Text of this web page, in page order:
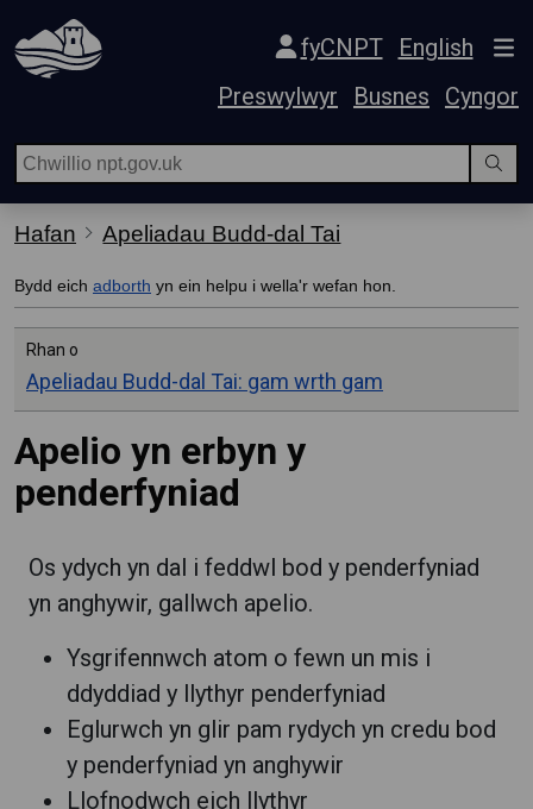
Hepgor gwe-lywio
fyCNPT
English
Preswylwyr
Busnes Cyngor
Hafan Apeliadau Budd-dal Tai
Bydd eich adborth yn ein helpu i wella'r wefan hon.
Rhan o
Apeliadau Budd-dal Tai: gam wrth gam
Apelio yn erbyn y
penderfyniad
Os ydych yn dal i feddwl bod y penderfyniad
yn anghywir, gallwch apelio.
Ysgrifennwch atom o fewn un mis i
ddyddiad y llythyr penderfyniad
Eglurwch yn glir pam rydych yn credu bod
y penderfyniad yn anghywir
Llofnodwch eich llythyr